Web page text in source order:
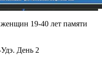
19-40 лет памяти
День 2